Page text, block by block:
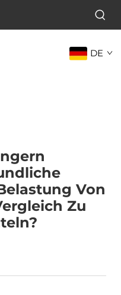
DE
Von
Zu